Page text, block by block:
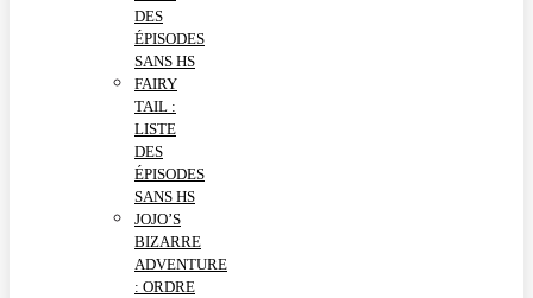
DES
ÉPISODES
SANS HS
FAIRY
TAIL :
LISTE
DES
ÉPISODES
SANS HS
JOJO’S
BIZARRE
ADVENTURE
: ORDRE